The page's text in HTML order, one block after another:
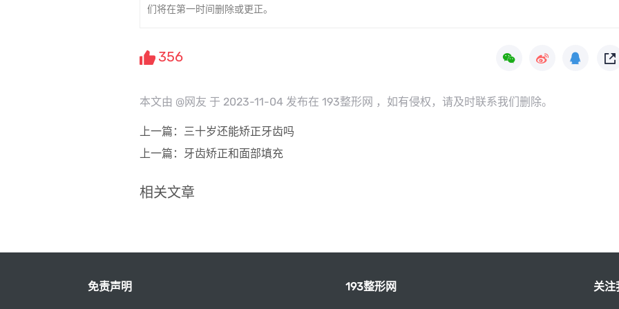
们将在第一时间删除或更正。
356
本文由 @网友 于 2023-11-04 发布在 193整形网 ，如有侵权，请及时联系我们删除。
上一篇：三十岁还能矫正牙齿吗
上一篇：牙齿矫正和面部填充
相关文章
免责声明 193整形网 关注